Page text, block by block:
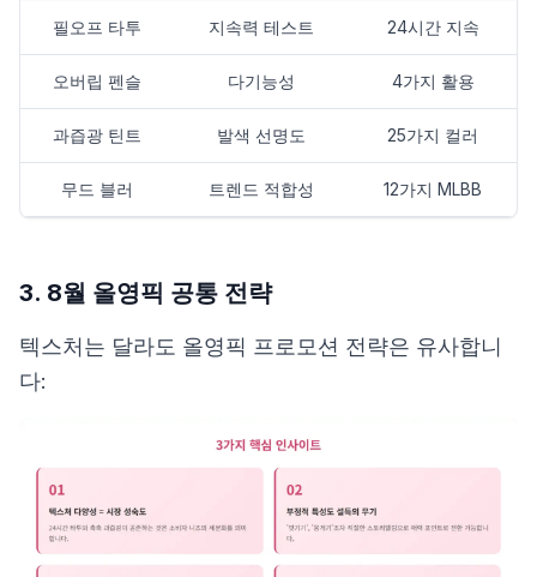
필오프 타투
지속력 테스트 24시간 지속
오버립 펜슬 다기능성 4가지 활용
과즙광 틴트 발색 선명도 25가지 컬러
무드 블러 트렌드 적합성 12가지 MLBB
3. 8월 올영픽 공통 전략
텍스처는 달라도 올영픽 프로모션 전략은 유사합니
다: